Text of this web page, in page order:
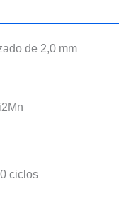
de 2,0 mm
ciclos